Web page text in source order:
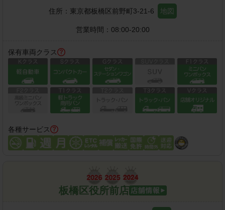
住所： 東京都板橋区前野町3-21-6 地図
営業時間： 08:00-20:00
保有車両クラス
各種サービス
板橋区役所前店